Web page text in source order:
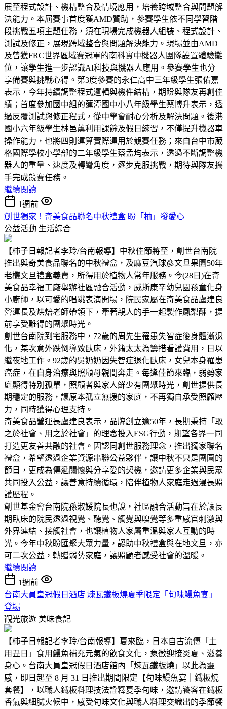
展至程式設計、機構整合及情境應用，培養跨域整合與問題解
決能力。本屆賽事首度獲AMD贊助，參賽學生依不同學習階
段挑戰五項主題任務，須在現場完成機器人組裝、程式設計、
測試及修正，展現跨域整合與問題解決能力。現場並由AMD
及曾獲FRC世界區域賽冠軍的南科實中機器人團隊設置體驗攤
位，讓學生進一步認識AI科技與機器人應用。參賽學生也分
享備賽與挑戰心得。第3度參賽的永仁高中三年級學生張佑嘉
表示，今年持續調整程式邏輯與機件結構，期盼與隊友再創佳
績；首度參加國中組的蓮潭國中小八年級學生蔡博升表示，透
過反覆測試與修正程式，從中學會耐心分析及解決問題。後港
國小六年級學生林邑薰利用課餘及假日練習，不僅提升機器車
操作能力，也將四則運算實際運用於競賽任務；來自台中市葳
格國際學校小學部的二年級學生蔡孟均表示，透過不斷調整機
器人的重量、速度及轉彎角度，逐步克服挑戰，期待與隊友攜
手完成競賽任務。
繼續閱讀
1週前
創世獨家！奇美食品聯名中秋禮盒 盼「柚」發愛心
公益活動 生活綜合
【柿子日報記者李玲/台南報導】中秋佳節將至，創世台南院
推出與奇美食品聯名的中秋禮盒，及麻豆汽球彥文旦果園50年
老欉文旦禮盒義賣，所得用於植物人常年服務。今(28日)在奇
美食品幸福工廠舉辦社區融合活動，威斯康辛幼兒園孩童化身
小廚師，以可愛的唱跳表演開場，院民家屬在奇美食品盧建良
營運長及烘焙老師帶領下，牽著親人的手一起製作鳳梨酥，提
前享受難得的團聚時光。
創世台南院到宅服務中，72歲的周先生罹患失智症後身體漸退
化，某次意外跌倒導致臥床，外籍太太為籌措看護費用，日以
繼夜地工作。92歲的吳奶奶因失智症退化臥床，女兒本身罹患
癌症，在自身治療與照顧母親間奔走。每逢佳節來臨，弱勢家
庭顯得特別孤單，照顧者與家人鮮少有團聚時光，創世提供長
期穩定的服務，讓原本孤立無援的家庭，不再獨自承受照顧壓
力，同時獲得心理支持。
奇美食品營運長盧建良表示，品牌創立逾50年，長期秉持「取
之於社會、用之於社會」的理念投入ESG行動，期望各界一同
打造更友善共融的社會。因認同創世服務理念，推出獨家聯名
禮盒，希望透過企業資源串聯公益夥伴，讓中秋不只是團圓的
節日，更成為傳遞關懷與分享愛的契機，邀請更多企業與民眾
共同投入公益，讓善意持續循環，陪伴植物人家庭走過漫長照
護歷程。
創世基金會台南院孫淑媛院長也說，社區融合活動旨在於讓長
期臥床的院民透過視覺、聽覺、觸覺與嗅覺等多重感官刺激與
外界連結、接觸社會，也讓植物人家屬重溫與家人互動的時
光。今年中秋盼匯聚大眾力量，認助中秋禮盒與在地文旦，亦
可二次公益，轉贈弱勢家庭，讓照顧者感受社會的溫暖。
繼續閱讀
1週前
台南大員皇冠假日酒店 煉瓦鐵板燒夏季限定「旬味鰻魚宴」
登場
觀光旅遊 美味食記
【柿子日報記者李玲/台南報導】夏來臨，日本自古流傳「土
用丑日」食用鰻魚補充元氣的飲食文化，象徵迎接炎夏、滋養
身心。台南大員皇冠假日酒店館內「煉瓦鐵板燒」以此為靈
感，即日起至 8 月 31 日推出期間限定【旬味鰻魚宴｜鐵板燒
套餐】，以職人鐵板料理技法詮釋夏季旬味，邀請饕客在鐵板
香氣與細膩火候中，感受旬味文化與職人料理交織出的季節饗